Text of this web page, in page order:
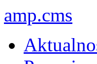
amp.cms